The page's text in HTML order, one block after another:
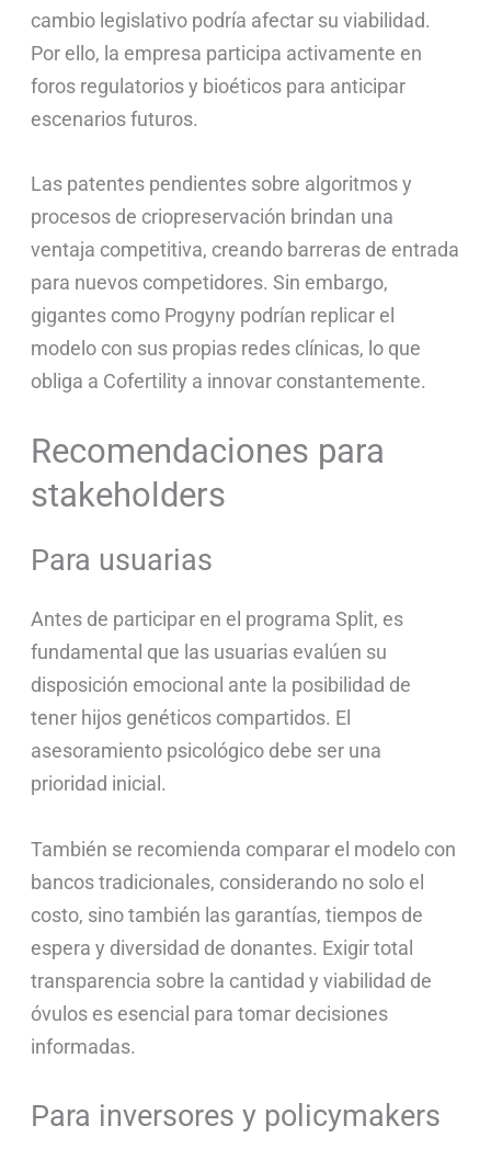
cambio legislativo podría afectar su viabilidad.
Por ello, la empresa participa activamente en
foros regulatorios y bioéticos para anticipar
escenarios futuros.
Las patentes pendientes sobre algoritmos y
procesos de criopreservación brindan una
ventaja competitiva, creando barreras de entrada
para nuevos competidores. Sin embargo,
gigantes como Progyny podrían replicar el
modelo con sus propias redes clínicas, lo que
obliga a Cofertility a innovar constantemente.
Recomendaciones para
stakeholders
Para usuarias
Antes de participar en el programa Split, es
fundamental que las usuarias evalúen su
disposición emocional ante la posibilidad de
tener hijos genéticos compartidos. El
asesoramiento psicológico debe ser una
prioridad inicial.
También se recomienda comparar el modelo con
bancos tradicionales, considerando no solo el
costo, sino también las garantías, tiempos de
espera y diversidad de donantes. Exigir total
transparencia sobre la cantidad y viabilidad de
óvulos es esencial para tomar decisiones
informadas.
Para inversores y policymakers